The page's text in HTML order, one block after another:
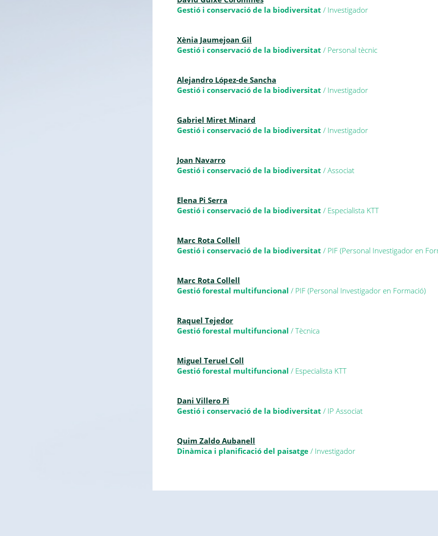
Gestió i conservació de la biodiversitat / Investigador
Xènia Jaumejoan Gil
Gestió i conservació de la biodiversitat / Personal tècnic
Alejandro López-de Sancha
Gestió i conservació de la biodiversitat / Investigador
Gabriel Miret Minard
Gestió i conservació de la biodiversitat / Investigador
Joan Navarro
Gestió i conservació de la biodiversitat / Associat
Elena Pi Serra
Gestió i conservació de la biodiversitat / Especialista KTT
Marc Rota Collell
Gestió i conservació de la biodiversitat / PIF (Personal Investigador en
Marc Rota Collell
Gestió forestal multifuncional / PIF (Personal Investigador en Formació)
Raquel Tejedor
Gestió forestal multifuncional / Tècnica
Miguel Teruel Coll
Gestió forestal multifuncional / Especialista KTT
Dani Villero Pi
Gestió i conservació de la biodiversitat / IP Associat
Quim Zaldo Aubanell
Dinàmica i planificació del paisatge / Investigador